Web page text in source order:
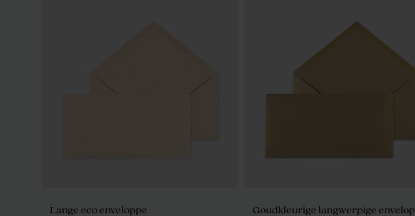
Lange eco enveloppe Goudkleurige langwerpige envelop